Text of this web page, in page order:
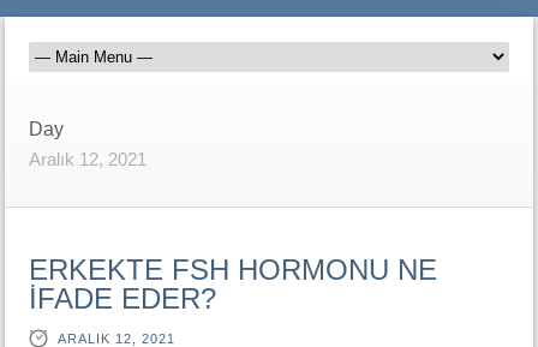
Day
Aralık 12, 2021
ERKEKTE FSH HORMONU NE
İFADE EDER?
ARALIK 12, 2021